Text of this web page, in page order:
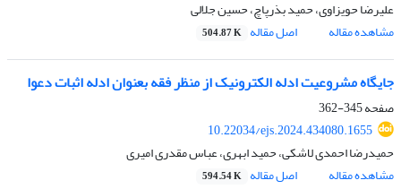
علیرضا حویزاوی، حمید بذرپاچ، حسین جلالی
مشاهده مقاله
اصل مقاله 504.87 K
جایگاه مشروعیت ادله الکترونیک از منظر فقه بعنوان ادله اثبات دعوا
صفحه345-362
10.22034/ejs.2024.434080.1655
حمیدرضا احمدی لاشکی، حمید ابهری، عباس مقدری امیری
مشاهده مقاله
اصل مقاله 594.54 K